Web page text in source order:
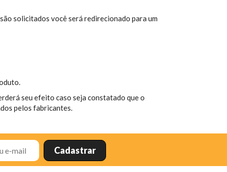
solicitados você será redirecionado para um
seu efeito caso seja constatado que o
pelos fabricantes.